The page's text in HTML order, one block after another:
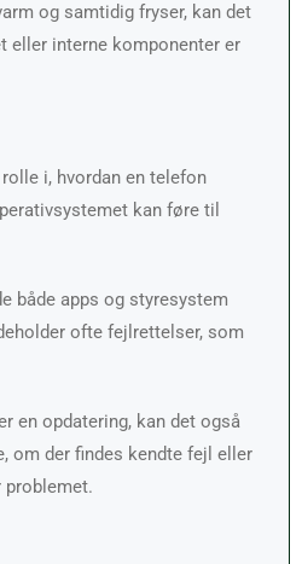
og samtidig fryser, kan det
eller interne komponenter er
i, hvordan en telefon
kan føre til
både apps og styresystem
ofte fejlrettelser, som
en opdatering, kan det også
om der findes kendte fejl eller
problemet.